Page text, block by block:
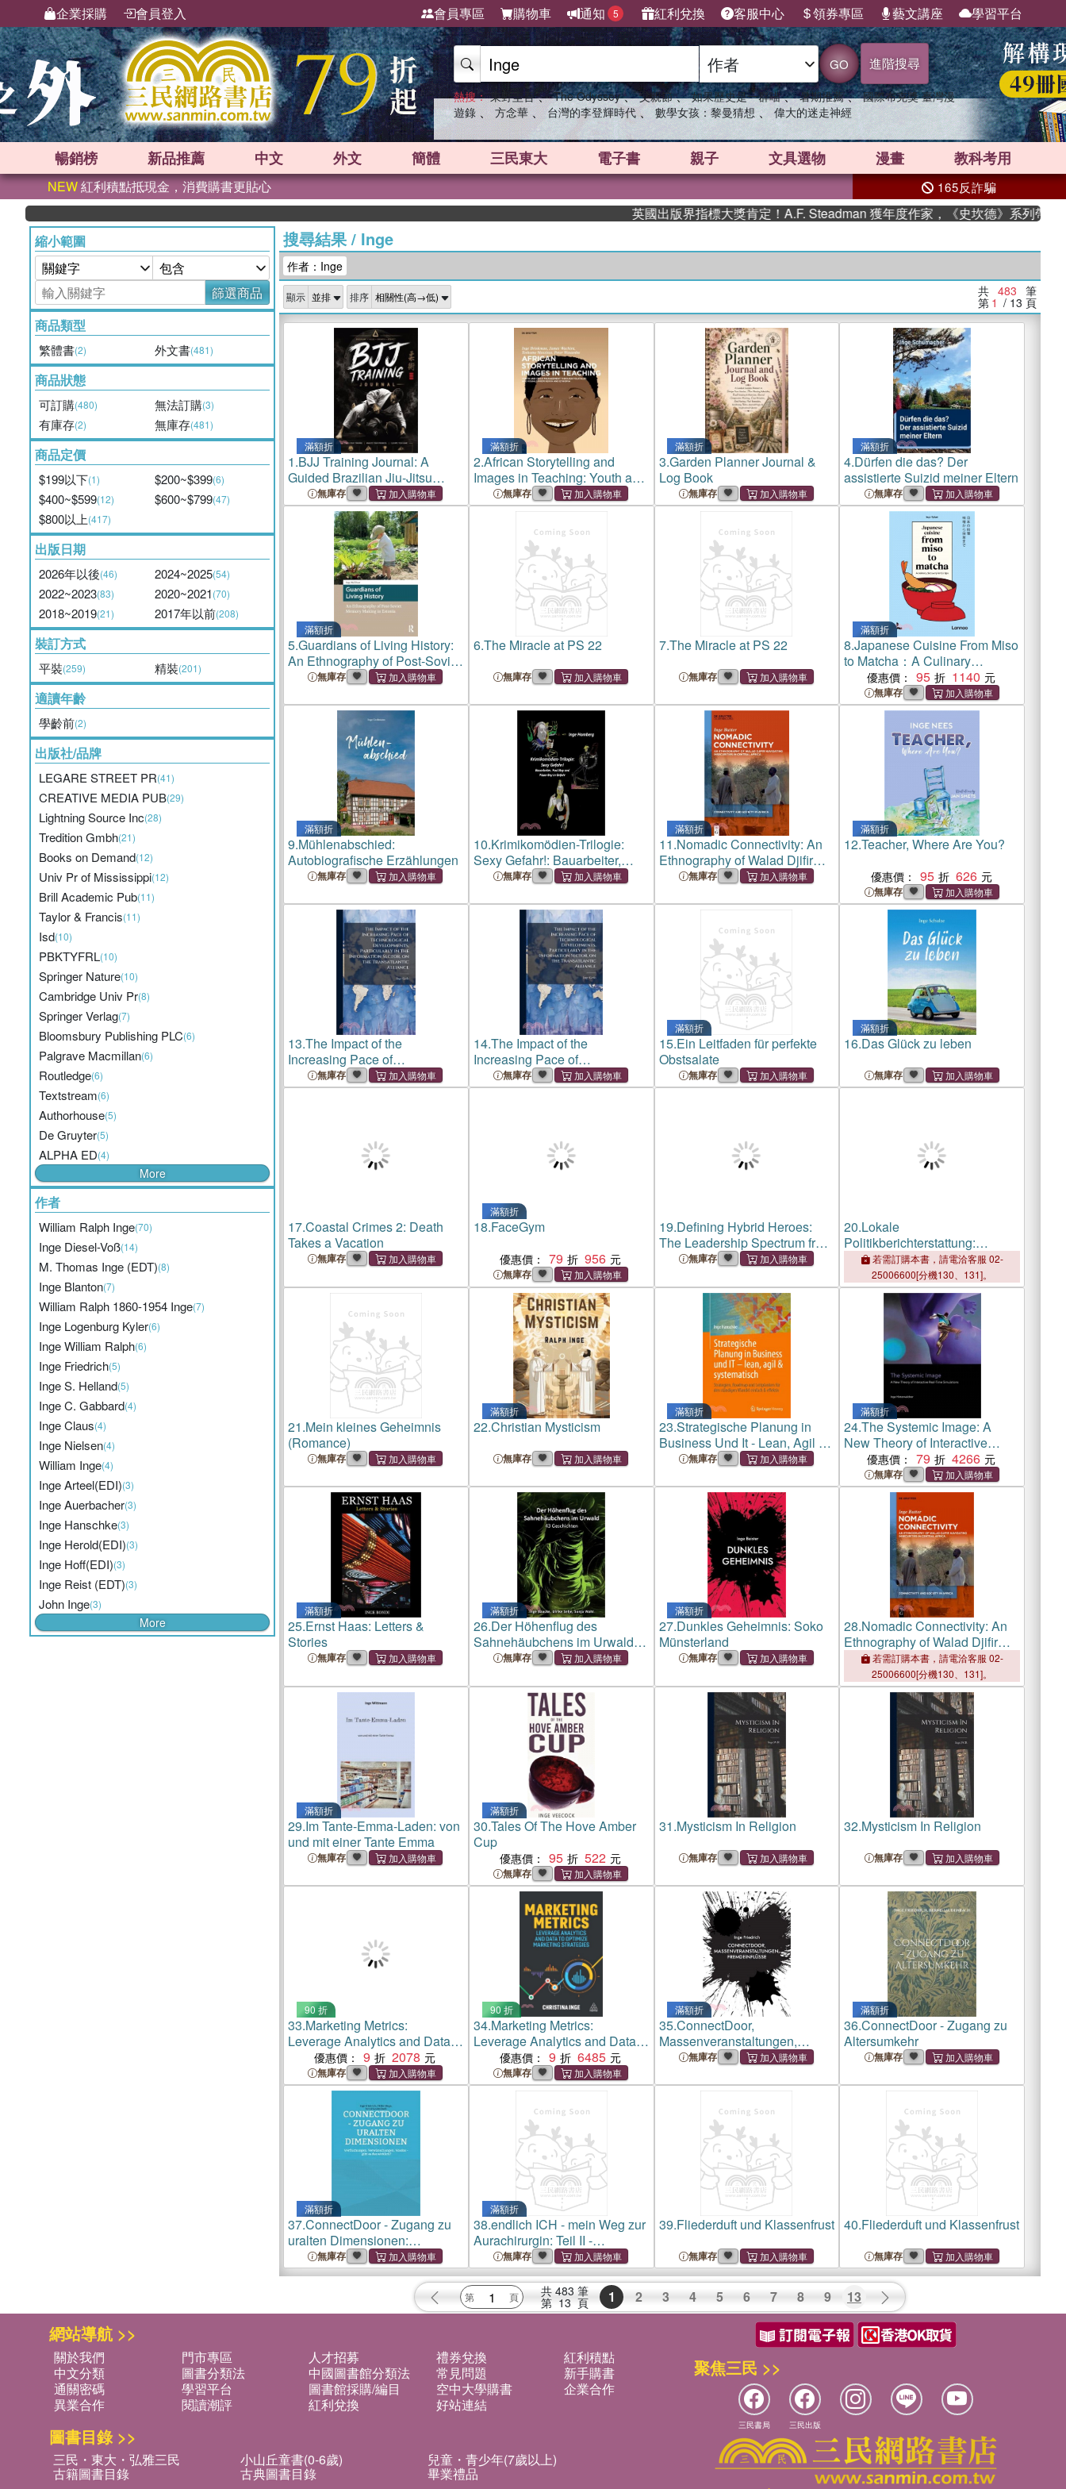
企業採購 會員登入 會員專區 購物車 通知 5 紅利兌換 客服中心 領券專區 藝文講座 學習平台
GO 進階搜尋
熱搜： 東野圭吾 、 The Odyssey 、 父親節 、 如果歷史是一群喵 、 暑期推薦 、 國際布克獎 臺灣漫
遊錄 、 方念華 、 台灣的李登輝時代 、 數學女孩：黎曼猜想 、 偉大的迷走神經
暢銷榜 新品推薦 中文 外文 簡體 三民東大 電子書 親子 文具選物 漫畫 教科考用
NEW紅利積點抵現金，消費購書更貼心 165反詐騙
英國出版界指標大獎肯定！A.F. Steadman 獲年度作家，《史坎德》系列帶你踏上熱血
縮小範圍
篩選商品
商品類型
繁體書(2) 外文書(481)
商品狀態
可訂購(480) 無法訂購(3)
有庫存(2) 無庫存(481)
商品定價
$199以下(1) $200~$399(6)
$400~$599(12) $600~$799(47)
$800以上(417)
出版日期
2026年以後(46) 2024~2025(54)
2022~2023(83) 2020~2021(70)
2018~2019(21) 2017年以前(208)
裝訂方式
平裝(259) 精裝(201)
適讀年齡
學齡前(2)
出版社/品牌
LEGARE STREET PR(41)
CREATIVE MEDIA PUB(29)
Lightning Source Inc(28)
Tredition Gmbh(21)
Books on Demand(12)
Univ Pr of Mississippi(12)
Brill Academic Pub(11)
Taylor & Francis(11)
Isd(10)
PBKTYFRL(10)
Springer Nature(10)
Cambridge Univ Pr(8)
Springer Verlag(7)
Bloomsbury Publishing PLC(6)
Palgrave Macmillan(6)
Routledge(6)
Textstream(6)
Authorhouse(5)
De Gruyter(5)
ALPHA ED(4)
More
作者
William Ralph Inge(70)
Inge Diesel-Voß(14)
M. Thomas Inge (EDT)(8)
Inge Blanton(7)
William Ralph 1860-1954 Inge(7)
Inge Logenburg Kyler(6)
Inge William Ralph(6)
Inge Friedrich(5)
Inge S. Helland(5)
Inge C. Gabbard(4)
Inge Claus(4)
Inge Nielsen(4)
William Inge(4)
Inge Arteel(EDI)(3)
Inge Auerbacher(3)
Inge Hanschke(3)
Inge Herold(EDI)(3)
Inge Hoff(EDI)(3)
Inge Reist (EDT)(3)
John Inge(3)
More
搜尋結果/ Inge
作者：Inge
顯示 排序 共 483 筆
第 1 / 13 頁
滿額折
1.BJJ Training Journal: A
Guided Brazilian Jiu-Jitsu
Training Log with Inspirational
BJJ Quotes, Technique
Trackers, Rolling Logs,
Competition Goals, Pr
無庫存
滿額折
2.African Storytelling and
Images in Teaching: Youth and
Crisis Management Through
Folktales and Visuals from
Kenya and Ethiopia
無庫存
滿額折
3.Garden Planner Journal &
Log Book
無庫存
滿額折
4.Dürfen die das? Der
assistierte Suizid meiner Eltern
無庫存
滿額折
5.Guardians of Living History:
An Ethnography of Post-Soviet
Memory Making in Estonia
無庫存
6.The Miracle at PS 22
無庫存
7.The Miracle at PS 22
無庫存
滿額折
8.Japanese Cuisine From Miso
to Matcha：A Culinary
Discovery in 150 Tips
優惠價： 95 1140
無庫存
滿額折
9.Mühlenabschied:
Autobiografische Erzählungen
無庫存
10.Krimikomödien-Trilogie:
Sexy Gefahr!: Bauarbeiter,
Pool Boy und Pizza-Boy in
無庫存
滿額折
11.Nomadic Connectivity: An
Ethnography of Walad Djifir
Navigating Insecurities in
無庫存
滿額折
12.Teacher, Where Are You?
優惠價： 95 626
無庫存
13.The Impact of the
Increasing Pace of
Technological Developments,
Particularly in the Information
無庫存
14.The Impact of the
Increasing Pace of
Technological Developments,
Particularly in the Information
無庫存
滿額折
15.Ein Leitfaden für perfekte
Obstsalate
無庫存
滿額折
16.Das Glück zu leben
無庫存
17.Coastal Crimes 2: Death
Takes a Vacation
無庫存
滿額折
18.FaceGym
優惠價： 79 956
無庫存
19.Defining Hybrid Heroes:
The Leadership Spectrum from
Scoundrel to Saint
無庫存
20.Lokale
Politikberichterstattung:
Inhalte, Leistungen, Formate
Und Attraktivitätsfaktoren Aus
Der Perspektive Des
Publikums
若需訂購本書，請電洽客服 02-
25006600[分機130、131]。
21.Mein kleines Geheimnis
(Romance)
無庫存
滿額折
22.Christian Mysticism
無庫存
滿額折
23.Strategische Planung in
Business Und It - Lean, Agil &
Systematisch: Strategien,
Den Ständigen Wandel
Einfach & Effektiv
無庫存
滿額折
24.The Systemic Image: A
New Theory of Interactive
Real-Time Simulations
優惠價： 79 4266
無庫存
滿額折
25.Ernst Haas: Letters &
Stories
無庫存
滿額折
26.Der Höhenflug des
Sahnehäubchens im Urwald:
43 Geschichten
無庫存
滿額折
27.Dunkles Geheimnis: Soko
Münsterland
無庫存
28.Nomadic Connectivity: An
Ethnography of Walad Djifir
Navigating Insecurities in
Central Africa
若需訂購本書，請電洽客服 02-
25006600[分機130、131]。
滿額折
29.Im Tante-Emma-Laden: von
und mit einer Tante Emma
無庫存
滿額折
30.Tales Of The Hove Amber
Cup
優惠價： 95 522
無庫存
31.Mysticism In Religion
無庫存
32.Mysticism In Religion
無庫存
90 折
33.Marketing Metrics:
Leverage Analytics and Data
to Optimize Marketing
Strategies
優惠價： 9 2078
無庫存
90 折
34.Marketing Metrics:
Leverage Analytics and Data
to Optimize Marketing
Strategies
優惠價： 9 6485
無庫存
滿額折
35.ConnectDoor,
Massenveranstaltungen,
Fremdeinflüsse
無庫存
滿額折
36.ConnectDoor - Zugang zu
Altersumkehr
無庫存
滿額折
37.ConnectDoor - Zugang zu
uralten Dimensionen:
Verfluchungen,
Verwünschungen, Voodoo -
無庫存
滿額折
38.endlich ICH - mein Weg zur
Aurachirurgin: Teil II -
Klientenberichte
無庫存
39.Fliederduft und Klassenfrust
無庫存
40.Fliederduft und Klassenfrust
無庫存
共 483 筆
第 13 頁 1 2 3 4 5 6 7 8 9 13
網站導航 >>
關於我們 門市專區 人才招募 禮券兌換
紅利積點
中文分類
圖書分類法 中國圖書館分類法 常見問題
新手購書
通關密碼
學習平台 圖書館採購/編目 空中大學購書
企業合作
異業合作
閱讀潮評 紅利兌換 好站連結
圖書目錄 >>
三民・東大・弘雅三民 小山丘童書(0-6歲) 兒童・青少年(7歲以上)
古籍圖書目錄 古典圖書目錄 畢業禮品
聚焦三民 >>
三民書局 三民出版